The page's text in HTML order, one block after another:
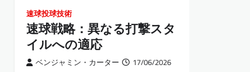
速球投球技術
速球戦略：異なる打撃スタ
イルへの適応
ベンジャミン・カーター 17/06/2026